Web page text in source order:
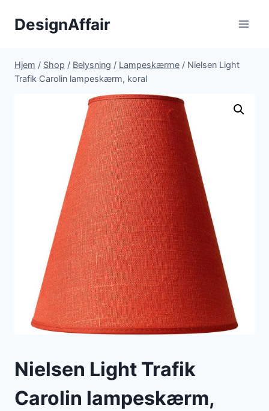
DesignAffair
Hjem / Shop / Belysning / Lampeskærme / Nielsen Light
Trafik Carolin lampeskærm, koral
Nielsen Light Trafik
Carolin lampeskærm,